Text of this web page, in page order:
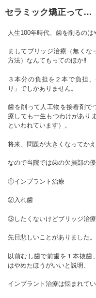
セラミック矯正って…
人生100年時代、歯を削るのは
ましてブリッジ治療（無くな
方法）なんてもってのほか‼
３本分の負担を２本で負担
り」でしかありません。
歯を削って人工物を接着剤で
療しても一生もつわけがあり
といわれています）。
将来、問題が大きくなってか
なので当院では歯の欠損部の
①インプラント治療
②入れ歯
③したくないけどブリッジ治療
先日悲しいことがありました
以前むし歯で前歯を１本抜歯
はやめたほうがいいと説明、
インプラント治療は悩まれて